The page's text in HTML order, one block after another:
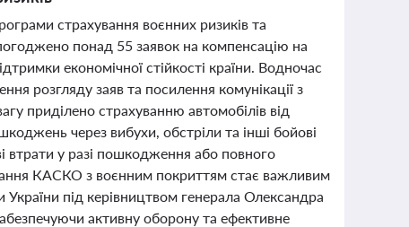
страхування воєнних ризиків та
понад 55 заявок на компенсацію на
економічної стійкості країни. Водночас
розгляду заяв та посилення комунікації з
приділено страхуванню автомобілів від
через вибухи, обстріли та інші бойові
втрати у разі пошкодження або повного
КАСКО з воєнним покриттям стає важливим
під керівництвом генерала Олександра
активну оборону та ефективне